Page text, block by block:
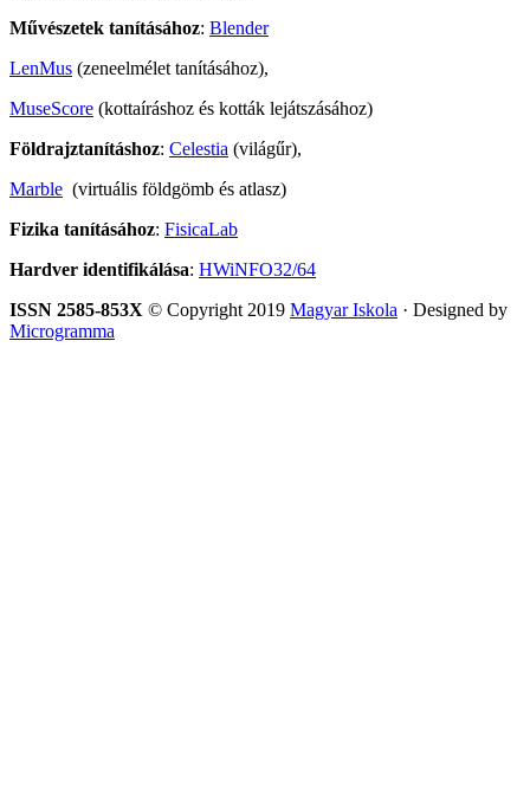
Művészetek tanításához: Blender
LenMus (zeneelmélet tanításához),
MuseScore (kottaíráshoz és kották lejátszásához)
Földrajztanításhoz: Celestia (világűr),
Marble (virtuális földgömb és atlasz)
Fizika tanításához: FisicaLab
Hardver identifikálása: HWiNFO32/64
ISSN 2585-853X © Copyright 2019 Magyar Iskola · Designed by
Microgramma